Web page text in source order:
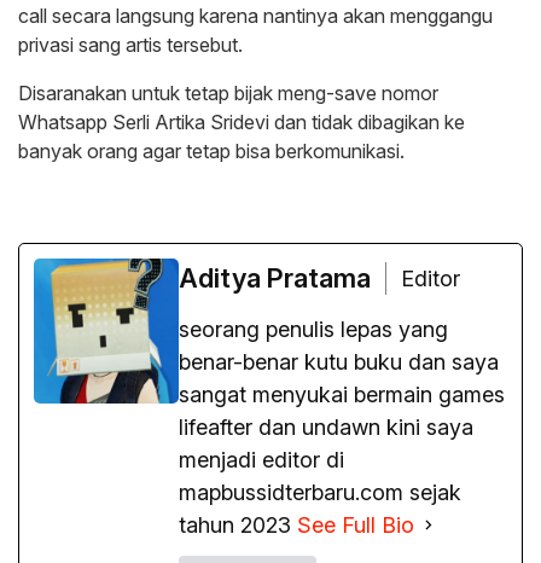
call secara langsung karena nantinya akan menggangu
privasi sang artis tersebut.
Disaranakan untuk tetap bijak meng-save nomor
Whatsapp Serli Artika Sridevi dan tidak dibagikan ke
banyak orang agar tetap bisa berkomunikasi.
Aditya Pratama
Editor
seorang penulis lepas yang
benar-benar kutu buku dan saya
sangat menyukai bermain games
lifeafter dan undawn kini saya
menjadi editor di
mapbussidterbaru.com sejak
tahun 2023 See Full Bio